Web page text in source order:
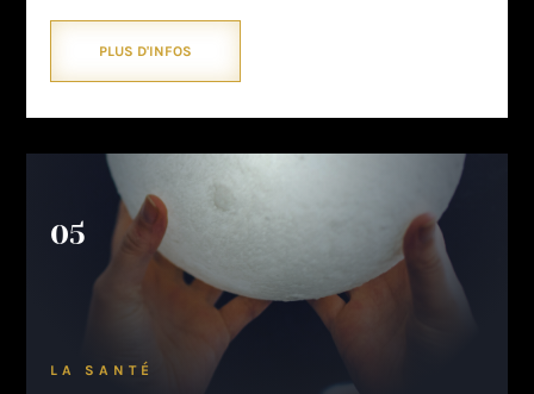
PLUS D'INFOS
05
LA SANTÉ